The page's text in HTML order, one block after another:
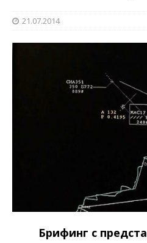
21.07.2014
Брифинг с